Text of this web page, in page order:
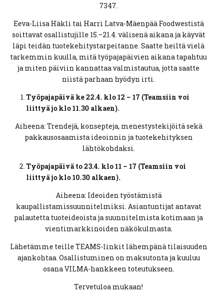
7347.
Eeva-Liisa Häkli tai Harri Latva-Mäenpää Foodwestistä
soittavat osallistujille 15.–21.4. välisenä aikana ja käyvät
läpi teidän tuotekehitystarpeitanne. Saatte heiltä vielä
tarkemmin kuulla, mitä työpajapäivien aikana tapahtuu
ja miten päiviin kannattaa valmistautua, jotta saatte
niistä parhaan hyödyn irti.
Työpajapäivä ke 22.4. klo 12 – 17 (Teamsiin voi
liittyä jo klo 11.30 alkaen).
Aiheena: Trendejä, konsepteja, menestystekijöitä sekä
pakkausosaamista ideoinnin ja tuotekehityksen
lähtökohdaksi.
Työpajapäivä to 23.4. klo 11 – 17 (Teamsiin voi
liittyä jo klo 10.30 alkaen).
Aiheena: Ideoiden työstämistä
kaupallistamissuunnitelmiksi. Asiantuntijat antavat
palautetta tuoteideoista ja suunnitelmista kotimaan ja
vientimarkkinoiden näkökulmasta.
Lähetämme teille TEAMS-linkit lähempänä tilaisuuden
ajankohtaa. Osallistuminen on maksutonta ja kuuluu
osana VILMA-hankkeen toteutukseen.
Tervetuloa mukaan!